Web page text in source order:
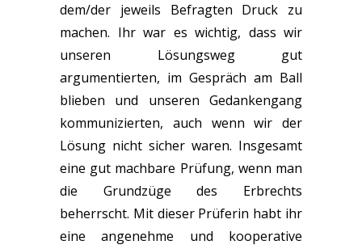
dem/der jeweils Befragten Druck zu
machen. Ihr war es wichtig, dass wir
unseren Lösungsweg gut
argumentierten, im Gespräch am Ball
blieben und unseren Gedankengang
kommunizierten, auch wenn wir der
Lösung nicht sicher waren. Insgesamt
eine gut machbare Prüfung, wenn man
die Grundzüge des Erbrechts
beherrscht. Mit dieser Prüferin habt ihr
eine angenehme und kooperative